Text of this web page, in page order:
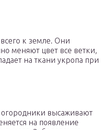
к земле. Они
меняют цвет все ветки,
на ткани укропа при
огородники высаживают
на появление